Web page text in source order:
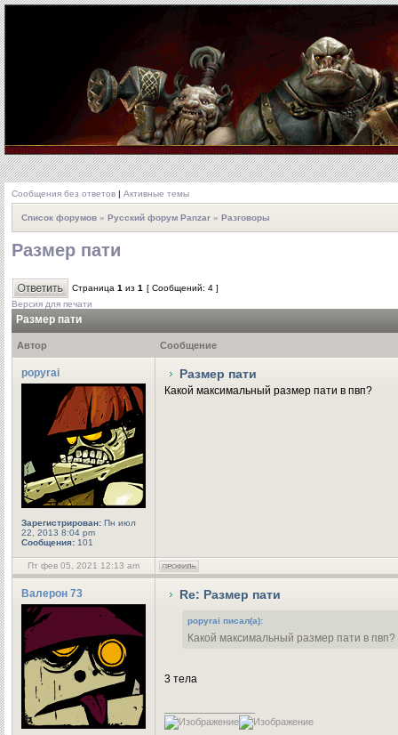
Сообщения без ответов | Активные темы
Список форумов » Русский форум Panzar » Разговоры
Размер пати
Страница 1 из 1 [ Сообщений: 4 ]
Версия для печати
Размер пати
Автор Сообщение
popyrai
Зарегистрирован: Пн июл
22, 2013 8:04 pm
Сообщения: 101
Размер пати
Какой максимальный размер пати в пвп?
Пт фев 05, 2021 12:13 am
Валерон 73 Re: Размер пати
popyrai писал(а):
Какой максимальный размер пати в пвп?
3 тела